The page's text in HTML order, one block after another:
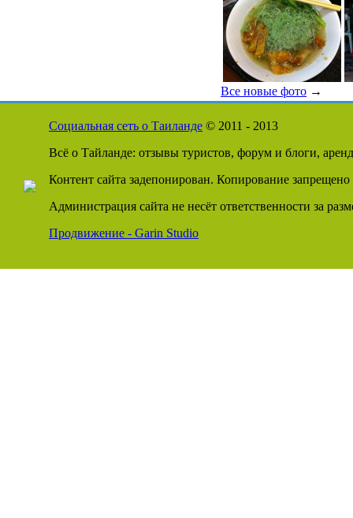
Все новые фото →
Социальная сеть о Таиланде © 2011 - 2013
Всё о Тайланде: отзывы туристов, форум и блоги,
Контент сайта задепонирован. Копирование запрещено
Администрация сайта не несёт ответственности за
Продвижение - Garin Studio